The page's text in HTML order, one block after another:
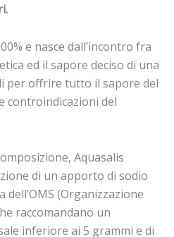
e nasce dall’incontro fra
ed il sapore deciso di una
per offrire tutto il sapore del
controindicazioni del
Aquasalis
di un apporto di sodio
(Organizzazione
raccomandano un
inferiore ai 5 grammi e di